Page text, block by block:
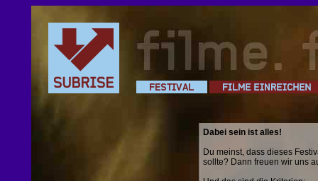
Dabei sein ist alles!
Du meinst, dass dieses
sollte? Dann freuen wir uns